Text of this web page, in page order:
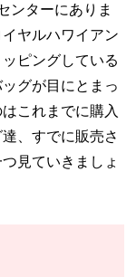
ンターにありま
ヤルハワイアン
ピングしている
グが目にとまっ
これまでに購入
、すでに販売さ
見ていきましょ